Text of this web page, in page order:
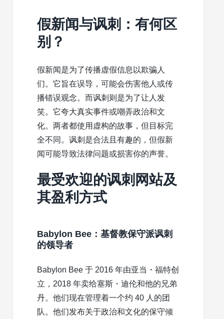
假新闻与讽刺：有何区
别？
假新闻是为了传播虚假信息以欺骗人
们。它旨在误导，可能会伤害他人或传
播错误观念。而讽刺则是为了让人发
笑。它夸大真实事件或嘲弄政治和文
化。两者都使用虚构的故事，但目标完
全不同。讽刺是合法且有趣的，但假新
闻可能导致法律问题或损害你的声誉。
最受欢迎的讽刺网站及
其盈利方式
Babylon Bee：基督教保守派讽刺
的领导者
Babylon Bee 于 2016 年由亚当・福特创
立，2018 年卖给塞斯・迪伦和他的兄弟
丹。他们现在管理着一个约 40 人的团
队。他们发布关于政治和文化的保守倾